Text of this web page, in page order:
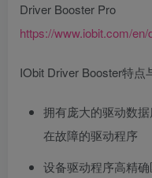
Driver Booster Pro
https://www.iobit.com/
IObit Driver Booster特点
拥有庞大的驱动数
在故障的驱动程序
设备驱动程序高精